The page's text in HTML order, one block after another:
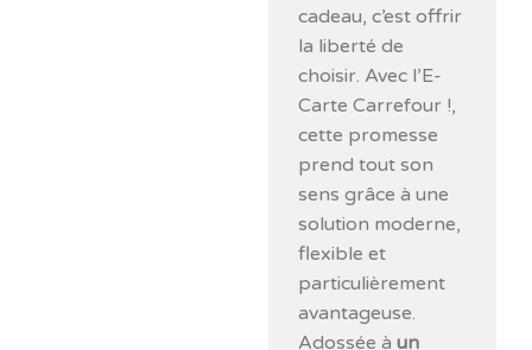
cadeau, c’est offrir
la liberté de
choisir. Avec l’E-
Carte Carrefour !,
cette promesse
prend tout son
sens grâce à une
solution moderne,
flexible et
particulièrement
avantageuse.
Adossée àun